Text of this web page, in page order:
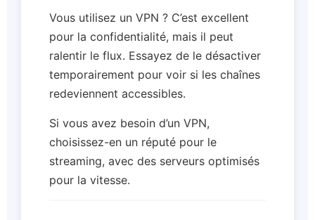
Vous utilisez un VPN ? C’est excellent
pour la confidentialité, mais il peut
ralentir le flux. Essayez de le désactiver
temporairement pour voir si les chaînes
redeviennent accessibles.
Si vous avez besoin d’un VPN,
choisissez-en un réputé pour le
streaming, avec des serveurs optimisés
pour la vitesse.